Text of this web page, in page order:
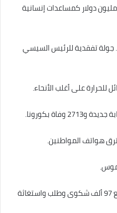
الخارجية الأمريكية: تخصيص 266 مليون دولار كمساعدات إنسانية
تفقدية للرئيس السيسي
على أغلب الأنحاء.
هواتف المواطنين.
رئيس الوزراء المصرى : التعامل مع 97 ألف شكوى وطلب واستغاثة